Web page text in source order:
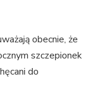
obecnie, że
szczepionek
do